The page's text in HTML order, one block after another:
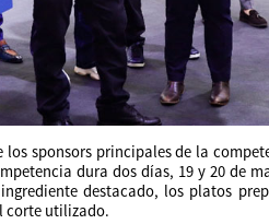
los sponsors principales de la
dura dos días, 19 y 20 de
destacado, los platos
corte utilizado.